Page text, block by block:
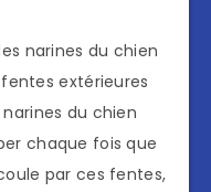
narines du chien
extérieures
du chien
chaque fois que
par ces fentes,